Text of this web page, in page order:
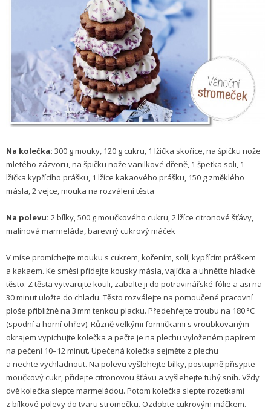
Na kolečka: 300 g mouky, 120 g cukru, 1 lžička skořice, na špičku nože
mletého zázvoru, na špičku nože vanilkové dřeně, 1 špetka soli, 1
lžička kypřícího prášku, 1 lžíce kakaového prášku, 150 g změklého
másla, 2 vejce, mouka na rozválení těsta
Na polevu: 2 bílky, 500 g moučkového cukru, 2 lžíce citronové šťávy,
malinová marmeláda, barevný cukrový máček
V míse promíchejte mouku s cukrem, kořením, solí, kypřícím práškem
a kakaem. Ke směsi přidejte kousky másla, vajíčka a uhněťte hladké
těsto. Z těsta vytvarujte kouli, zabalte ji do potravinářské fólie a asi na
30 minut uložte do chladu. Těsto rozválejte na pomoučené pracovní
ploše přibližně na 3 mm tenkou placku. Předehřejte troubu na 180 °C
(spodní a horní ohřev). Různě velkými formičkami s vroubkovaným
okrajem vypichujte kolečka a pečte je na plechu vyloženém papírem
na pečení 10–12 minut. Upečená kolečka sejměte z plechu
a nechte vychladnout. Na polevu vyšlehejte bílky, postupně přisypte
moučkový cukr, přidejte citronovou šťávu a vyšlehejte tuhý sníh. Vždy
dvě kolečka slepte marmeládou. Potom kolečka slepte rozetkami
z bílkové polevy do tvaru stromečku. Ozdobte cukrovým máčkem.